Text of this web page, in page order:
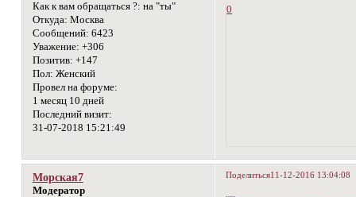
Как к вам обращаться ?: на "ты"
Откуда: Москва
Сообщений: 6423
Уважение: +306
Позитив: +147
Пол: Женский
Провел на форуме:
1 месяц 10 дней
Последний визит:
31-07-2018 15:21:49
0
Поделиться11-12-2016 13:04:08
Морская7
Модератор